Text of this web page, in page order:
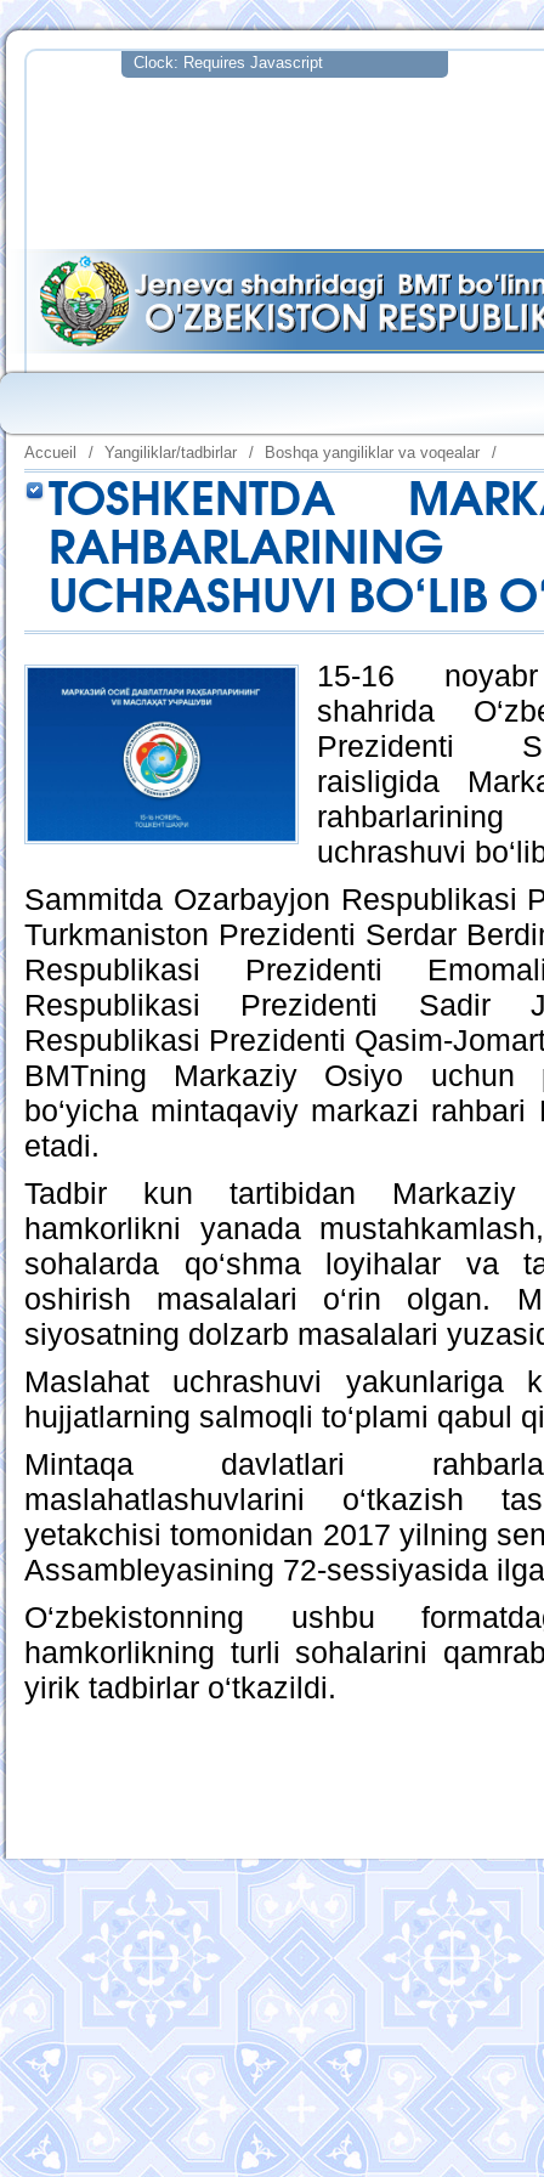
Accueil / Yangiliklar/tadbirlar / Boshqa yangiliklar va voqealar /
TOSHKENTDA
UCHRASHUVI BO‘LIB
15-16
shahrida
Prezidenti
raisligida
uchrashuvi
Sammitda Ozarbayjon Respublikasi
Turkmaniston Prezidenti Serdar
Respublikasi Prezidenti
Respublikasi Prezidenti Sadir
Respublikasi Prezidenti Qasim-
BMTning Markaziy Osiyo uchun
bo‘yicha mintaqaviy markazi
etadi.
Tadbir kun tartibidan Markaziy
hamkorlikni yanada
sohalarda qo‘shma loyihalar va
oshirish masalalari o‘rin olgan.
siyosatning dolzarb masalalari
Maslahat uchrashuvi yakunlariga
hujjatlarning salmoqli to‘plami qabul
Mintaqa davlatlari
maslahatlashuvlarini o‘tkazish
yetakchisi tomonidan 2017 yilning
Assambleyasining 72-sessiyasida
O‘zbekistonning ushbu
hamkorlikning turli sohalarini
yirik tadbirlar o‘tkazildi.